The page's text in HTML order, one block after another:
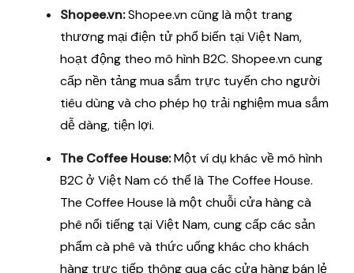
Shopee.vn:Shopee.vn cũng là một trang
thương mại điện tử phổ biến tại Việt Nam,
hoạt động theo mô hình B2C. Shopee.vn cung
cấp nền tảng mua sắm trực tuyến cho người
tiêu dùng và cho phép họ trải nghiệm mua sắm
dễ dàng, tiện lợi.
The Coffee House:Một ví dụ khác về mô hình
B2C ở Việt Nam có thể là The Coffee House.
The Coffee House là một chuỗi cửa hàng cà
phê nổi tiếng tại Việt Nam, cung cấp các sản
phẩm cà phê và thức uống khác cho khách
hàng trực tiếp thông qua các cửa hàng bán lẻ